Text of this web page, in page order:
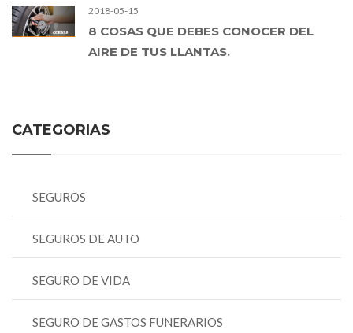
2018-05-15
8 COSAS QUE DEBES CONOCER DEL
AIRE DE TUS LLANTAS.
CATEGORIAS
SEGUROS
SEGUROS DE AUTO
SEGURO DE VIDA
SEGURO DE GASTOS FUNERARIOS